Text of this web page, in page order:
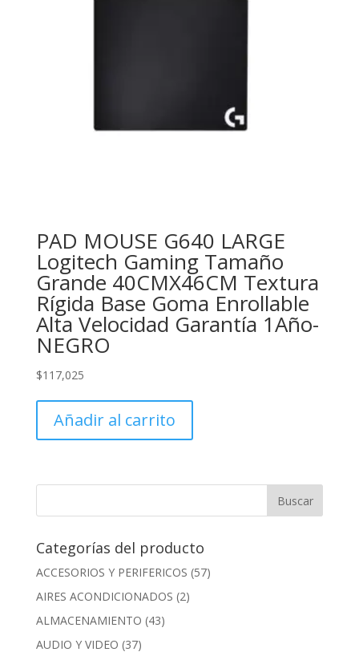
PAD MOUSE G640 LARGE
Logitech Gaming Tamaño
Grande 40CMX46CM Textura
Rígida Base Goma Enrollable
Alta Velocidad Garantía 1Año-
NEGRO
$117,025
Añadir al carrito
Categorías del producto
ACCESORIOS Y PERIFERICOS (57)
AIRES ACONDICIONADOS (2)
ALMACENAMIENTO (43)
AUDIO Y VIDEO (37)